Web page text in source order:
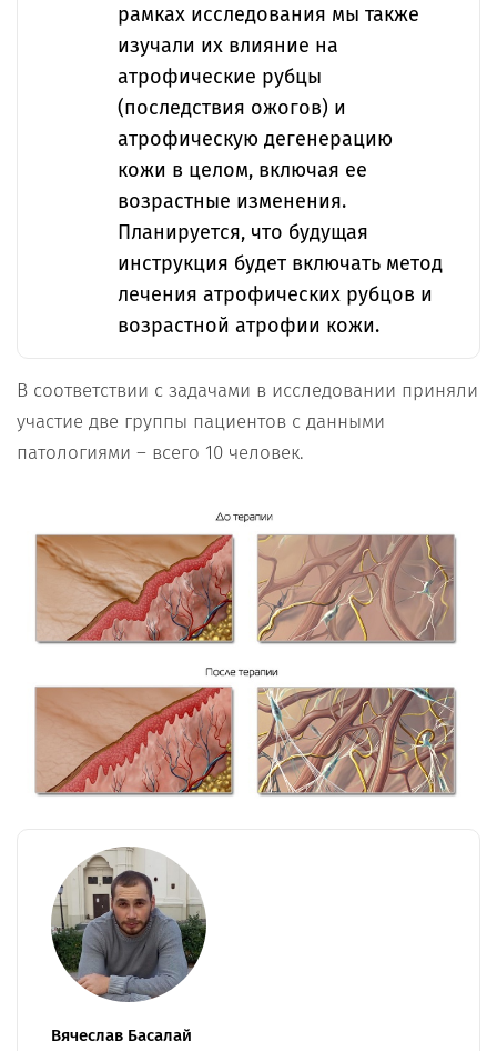
рамках исследования мы также
изучали их влияние на
атрофические рубцы
(последствия ожогов) и
атрофическую дегенерацию
кожи в целом, включая ее
возрастные изменения.
Планируется, что будущая
инструкция будет включать метод
лечения атрофических рубцов и
возрастной атрофии кожи.
В соответствии с задачами в исследовании приняли
участие две группы пациентов с данными
патологиями – всего 10 человек.
Вячеслав Басалай